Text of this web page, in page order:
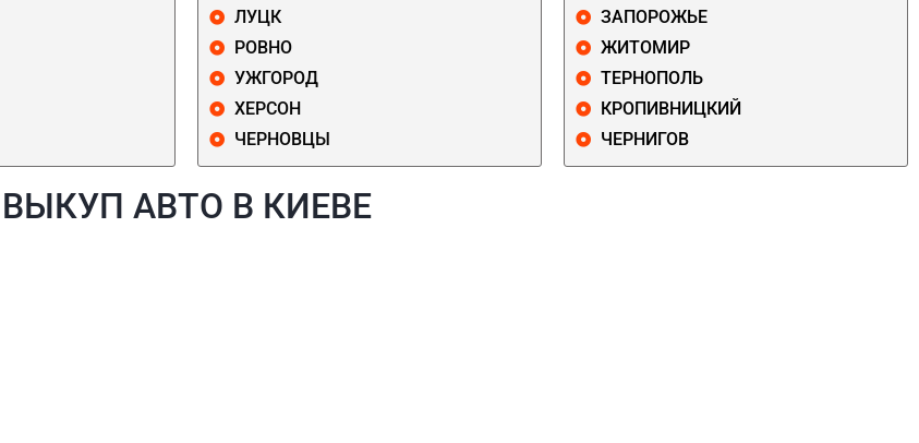
ЛУЦК
РОВНО
УЖГОРОД
ХЕРСОН
ЧЕРНОВЦЫ
ЗАПОРОЖЬЕ
ЖИТОМИР
ТЕРНОПОЛЬ
КРОПИВНИЦКИЙ
ЧЕРНИГОВ
ВЫКУП АВТО В КИЕВЕ